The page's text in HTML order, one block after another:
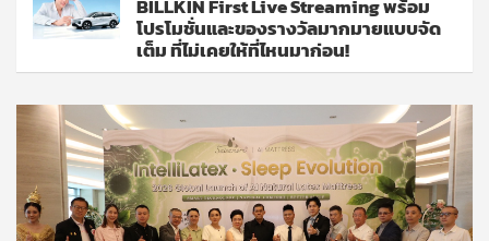
BILLKIN First Live Streaming พร้อม
โปรโมชั่นและของรางวัลมากมายแบบจัด
เต็ม ที่ไม่เคยให้ที่ไหนมาก่อน!